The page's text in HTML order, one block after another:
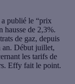
publié le “prix
hausse de 2,3%.
de gaz, depuis
an. Début juillet,
les tarifs de
Effy fait le point.